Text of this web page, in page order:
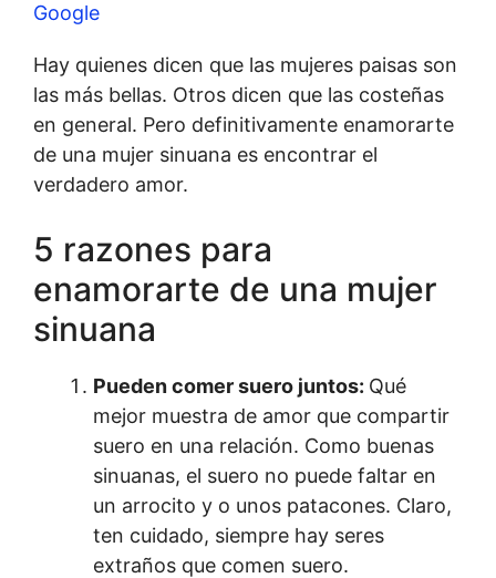
Google
Hay quienes dicen que las mujeres paisas son
las más bellas. Otros dicen que las costeñas
en general. Pero definitivamente enamorarte
de una mujer sinuana es encontrar el
verdadero amor.
5 razones para
enamorarte de una mujer
sinuana
Pueden comer suero juntos: Qué
mejor muestra de amor que compartir
suero en una relación. Como buenas
sinuanas, el suero no puede faltar en
un arrocito y o unos patacones. Claro,
ten cuidado, siempre hay seres
extraños que comen suero.